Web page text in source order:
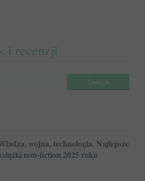
i recenzji
wojna, technologia. Najlepsze
non-fiction 2025 roku